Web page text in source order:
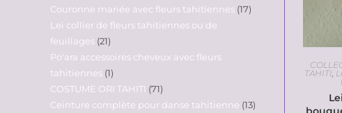
TAHITI
Couronne mariée avec fleurs tahitiennes 17
Lei collier de fleurs tahitiennes ou de
feuillages 21
Po'ara accessoires cheveux avec fleurs
tahitiennes 1
COSTUME ORI TAHITI
71
Ceinture complète pour danse tahitienne 13